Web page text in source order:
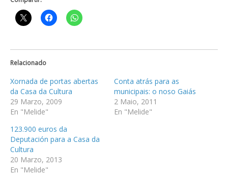
Relacionado
Xornada de portas abertas
da Casa da Cultura
29 Marzo, 2009
En "Melide"
Conta atrás para as
municipais: o noso Gaiás
2 Maio, 2011
En "Melide"
123.900 euros da
Deputación para a Casa da
Cultura
20 Marzo, 2013
En "Melide"